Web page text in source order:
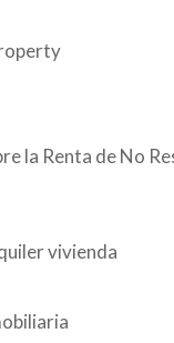
la Renta de No
vivienda